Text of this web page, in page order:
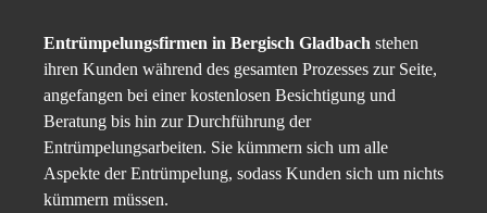
Entrümpelungsfirmen in Bergisch Gladbach stehen
ihren Kunden während des gesamten Prozesses zur Seite,
angefangen bei einer kostenlosen Besichtigung und
Beratung bis hin zur Durchführung der
Entrümpelungsarbeiten. Sie kümmern sich um alle
Aspekte der Entrümpelung, sodass Kunden sich um nichts
kümmern müssen.